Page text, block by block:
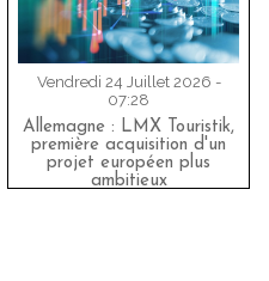
Vendredi 24 Juillet 2026 -
07:28
Allemagne : LMX Touristik,
première acquisition d'un
projet européen plus
ambitieux